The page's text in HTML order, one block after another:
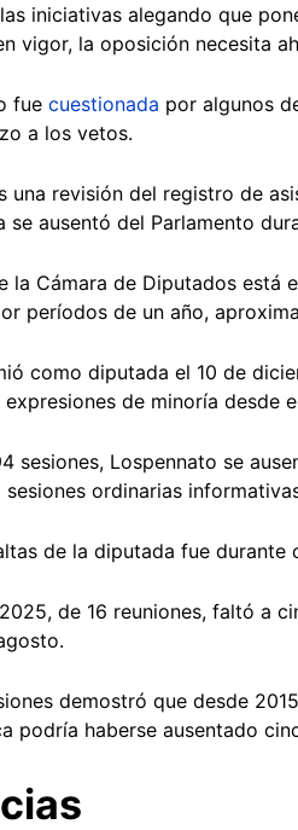
iniciativas alegando que
vigor, la oposición necesita
fue cuestionada por algunos
a los vetos.
una revisión del registro de
se ausentó del Parlamento
la Cámara de Diputados está
períodos de un año,
como diputada el 10 de
de minoría desde
sesiones, Lospennato se
sesiones ordinarias
de la diputada fue durante
de 16 reuniones, faltó a
demostró que desde
podría haberse ausentado